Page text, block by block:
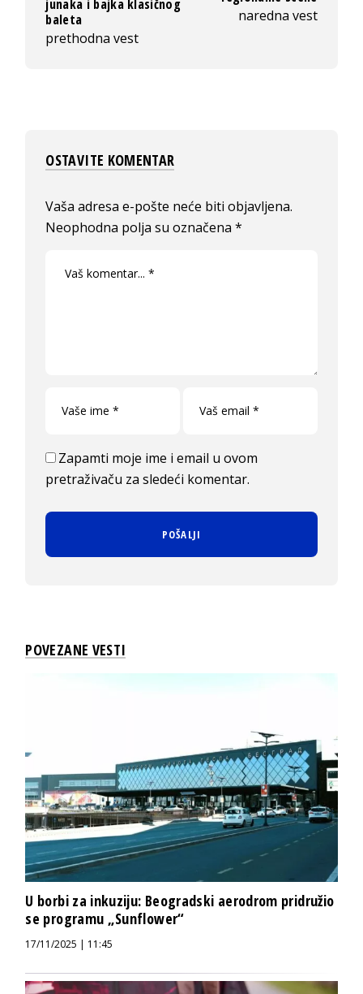
junaka i bajka klasičnog
baleta
prethodna vest
naredna vest
OSTAVITE KOMENTAR
Vaša adresa e-pošte neće biti objavljena.
Neophodna polja su označena*
Zapamti moje ime i email u ovom
pretraživaču za sledeći komentar.
POVEZANE VESTI
U borbi za inkuziju: Beogradski aerodrom pridružio
se programu „Sunflower“
17/11/2025 | 11:45